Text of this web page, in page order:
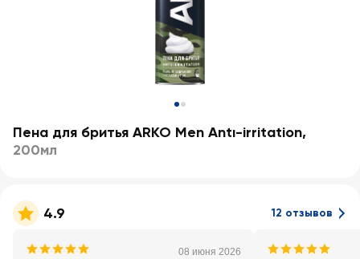
Пена для бритья ARKO Men Antı-irritation,
200мл
4.9 12 отзывов
08 июня 2026